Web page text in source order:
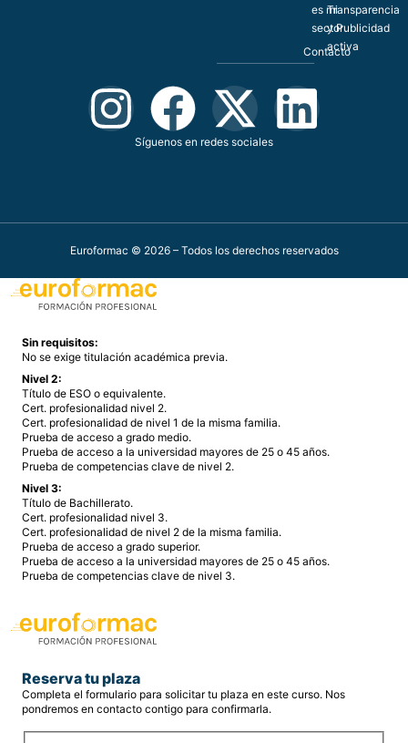
es mi
sector
Contacto
Transparencia
y Publicidad
activa
Síguenos en redes sociales
Euroformac © 2026 – Todos los derechos reservados
Sin requisitos:
No se exige titulación académica previa.
Nivel 2:
Título de ESO o equivalente.
Cert. profesionalidad nivel 2.
Cert. profesionalidad de nivel 1 de la misma familia.
Prueba de acceso a grado medio.
Prueba de acceso a la universidad mayores de 25 o 45 años.
Prueba de competencias clave de nivel 2.
Nivel 3:
Título de Bachillerato.
Cert. profesionalidad nivel 3.
Cert. profesionalidad de nivel 2 de la misma familia.
Prueba de acceso a grado superior.
Prueba de acceso a la universidad mayores de 25 o 45 años.
Prueba de competencias clave de nivel 3.
Reserva tu plaza
Completa el formulario para solicitar tu plaza en este curso. Nos
pondremos en contacto contigo para confirmarla.